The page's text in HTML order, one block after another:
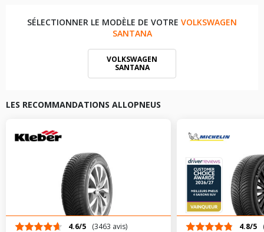
SÉLECTIONNER LE MODÈLE DE VOTRE VOLKSWAGEN
SANTANA
VOLKSWAGEN
SANTANA
LES RECOMMANDATIONS ALLOPNEUS
4.6/5 (3463 avis) 4.8/5